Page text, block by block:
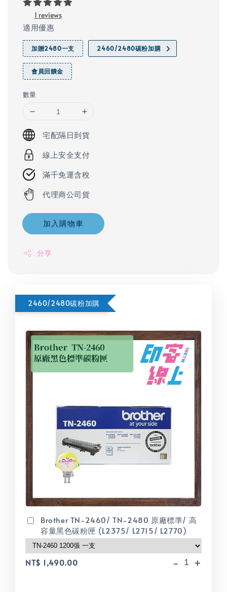
1 reviews
適用優惠
加贈2480一支 2460/2480碳粉加購
會員回饋金
數量
宅配隔日到貨
線上安全支付
滿千免運含稅
代理商公司貨
加入購物車
分享
2460/2480碳粉加購
Brother TN-2460/ TN-2480 原廠標準/ 高
容量黑色碳粉匣 (L2375/ L2715/ L2770)
NT$ 1,490.00 - +